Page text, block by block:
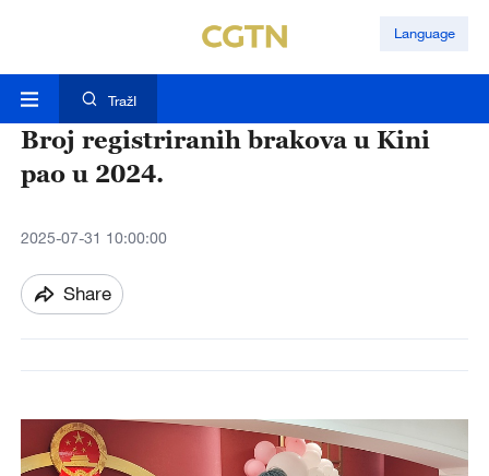
Language
TražI
Broj registriranih brakova u Kini
pao u 2024.
2025-07-31 10:00:00
Share